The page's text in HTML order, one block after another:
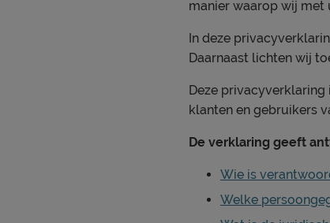
manier waarop wij met
In deze
Daarnaast lichten wij
Deze privacyverklaring
klanten en gebruikers
De verklaring geeft
Wie is
Welke